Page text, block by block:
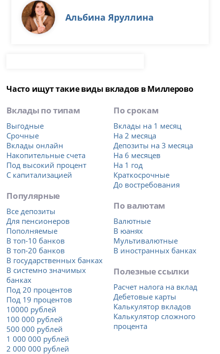
Альбина Яруллина
Часто ищут такие виды вкладов в Миллерово
Вклады по типам
Выгодные
Срочные
Вклады онлайн
Накопительные счета
Под высокий процент
С капитализацией
Популярные
Все депозиты
Для пенсионеров
Пополняемые
В топ-10 банков
В топ-20 банков
В государственных банках
В системно значимых
банках
Под 20 процентов
Под 19 процентов
10000 рублей
100 000 рублей
500 000 рублей
1 000 000 рублей
2 000 000 рублей
По срокам
Вклады на 1 месяц
На 2 месяца
Депозиты на 3 месяца
На 6 месяцев
На 1 год
Краткосрочные
До востребования
По валютам
Валютные
В юанях
Мультивалютные
В иностранных банках
Полезные ссылки
Расчет налога на вклад
Дебетовые карты
Калькулятор вкладов
Калькулятор сложного
процента